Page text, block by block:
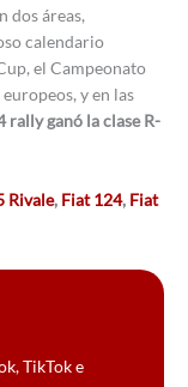
dos áreas,
calendario
el Campeonato
y en las
rally ganó la clase R-
Rivale, Fiat 124, Fiat
TikTok e